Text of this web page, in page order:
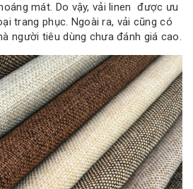
mát. Do vậy, vải linen được ưu
trang phục. Ngoài ra, vải cũng có
người tiêu dùng chưa đánh giá cao.